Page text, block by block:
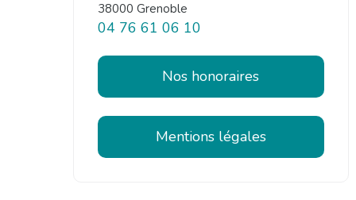
38000 Grenoble
04 76 61 06 10
Nos honoraires
Mentions légales